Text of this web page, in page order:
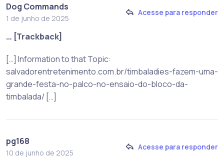
Dog Commands
1 de junho de 2025
Acesse para responder
… [Trackback]
[…] Information to that Topic:
salvadorentretenimento.com.br/timbaladies-fazem-uma-
grande-festa-no-palco-no-ensaio-do-bloco-da-
timbalada/ […]
pg168
10 de junho de 2025
Acesse para responder